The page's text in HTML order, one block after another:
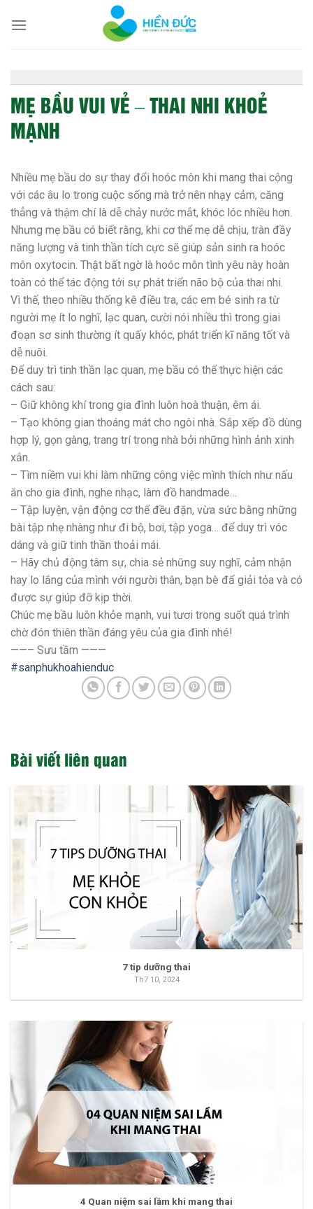
MẸ BẦU VUI VẺ – THAI NHI KHOẺ
MẠNH
Nhiều mẹ bầu do sự thay đổi hoóc môn khi mang thai cộng
với các âu lo trong cuộc sống mà trở nên nhạy cảm, căng
thẳng và thậm chí là dễ chảy nước mắt, khóc lóc nhiều hơn.
Nhưng mẹ bầu có biết rằng, khi cơ thể mẹ dễ chịu, tràn đầy
năng lượng và tinh thần tích cực sẽ giúp sản sinh ra hoóc
môn oxytocin. Thật bất ngờ là hoóc môn tình yêu này hoàn
toàn có thể tác động tới sự phát triển não bộ của thai nhi.
Vì thế, theo nhiều thống kê điều tra, các em bé sinh ra từ
người mẹ ít lo nghĩ, lạc quan, cười nói nhiều thì trong giai
đoạn sơ sinh thường ít quấy khóc, phát triển kĩ năng tốt và
dễ nuôi.
Để duy trì tinh thần lạc quan, mẹ bầu có thể thực hiện các
cách sau:
– Giữ không khí trong gia đình luôn hoà thuận, êm ái.
– Tạo không gian thoáng mát cho ngôi nhà. Sắp xếp đồ dùng
hợp lý, gọn gàng, trang trí trong nhà bởi những hình ảnh xinh
xắn.
– Tìm niềm vui khi làm những công việc mình thích như nấu
ăn cho gia đình, nghe nhạc, làm đồ handmade…
– Tập luyện, vận động cơ thể đều đặn, vừa sức bằng những
bài tập nhẹ nhàng như đi bộ, bơi, tập yoga… để duy trì vóc
dáng và giữ tinh thần thoải mái.
– Hãy chủ động tâm sự, chia sẻ những suy nghĩ, cảm nhận
hay lo lắng của mình với người thân, bạn bè đẩ giải tỏa và có
được sự giúp đỡ kịp thời.
Chúc mẹ bầu luôn khỏe mạnh, vui tươi trong suốt quá trình
chờ đón thiên thần đáng yêu của gia đình nhé!
——– Sưu tầm ———
#sanphukhoahienduc
Bài viết liên quan
7 tip dưỡng thai
Th7 10, 2024
4 Quan niệm sai lầm khi mang thai